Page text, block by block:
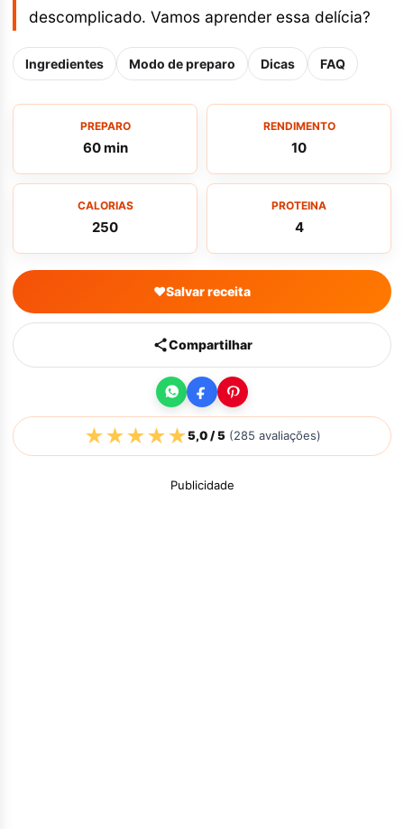
descomplicado. Vamos aprender essa delícia?
Ingredientes Modo de preparo Dicas FAQ
PREPARO
60 min
RENDIMENTO
10
CALORIAS
250
PROTEINA
4
♥Salvar receita
Compartilhar
★★★★★5,0/ 5(285 avaliações)
Publicidade